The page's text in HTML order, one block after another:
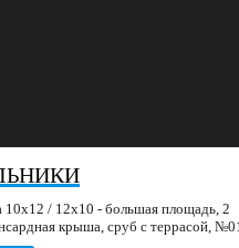
/ 12х10 - большая площадь, 2
крыша, сруб с террасой,